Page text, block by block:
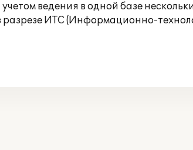
ведения в одной базе
ИТС (Информационно-